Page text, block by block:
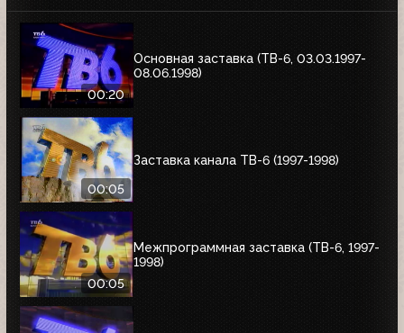
00:20
Основная заставка (ТВ-6, 03.03.1997-
08.06.1998)
00:05
Заставка канала ТВ-6 (1997-1998)
00:05
Межпрограммная заставка (ТВ-6, 1997-
1998)